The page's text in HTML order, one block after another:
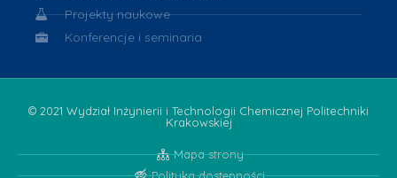
Projekty naukowe
Konferencje i seminaria
© 2021 Wydział Inżynierii i Technologii Chemicznej Politechniki
Krakowskiej
Mapa strony
Polityka dostępności